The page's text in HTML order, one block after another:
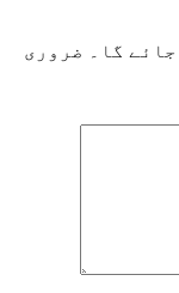
گا۔
ضروری